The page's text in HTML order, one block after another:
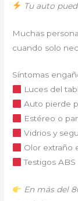
Tu auto
Muchas
cuando solo
Síntomas
Luces del
Auto pierde
Estéreo o
Vidrios y
Olor extraño
Testigos
En más del